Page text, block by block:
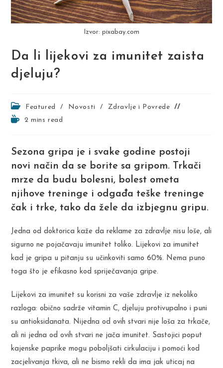
Izvor: pixabay.com
Da li lijekovi za imunitet zaista
djeluju?
Post
category:
Featured / Novosti /
Zdravlje i Povrede
Reading2 mins read
Sezona gripa je i svake godine postoji
novi način da se borite sa gripom. Trkači
mrze da budu bolesni, bolest ometa
njihove treninge i odgađa teške treninge
čak i trke, tako da žele da izbjegnu gripu.
Jedna od doktorica kaže da reklame za zdravlje nisu loše, ali
sigurno ne pojačavaju imunitet toliko. Lijekovi za imunitet
kad je gripa u pitanju su učinkoviti samo 60%. Nema puno
toga što je efikasno kod spriječavanja gripe.
Lijekovi za imunitet su korisni za vaše zdravlje iz nekoliko
razloga: obično sadrže vitamin C, djeluju protivupalno i puni
su antioksidanata. Nijedna od ovih stvari nije loša za trkače,
ali ni jedna od ovih stvari ne jača imunitet. Sastojici poput
kajenske paprike mogu poboljšati cirkulaciju i pomoći kod
zacjelivanja tkiva, ali ne bismo rekli da ima jak uticaj na